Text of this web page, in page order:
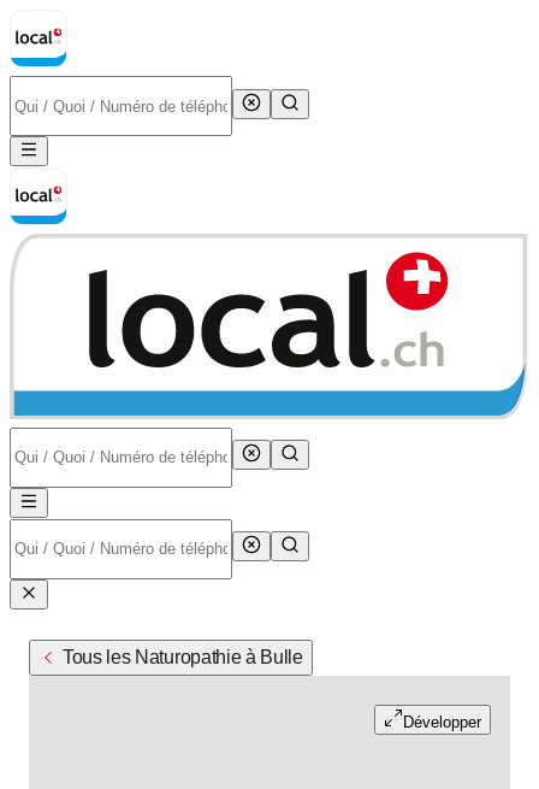
Tous les Naturopathie à Bulle
Développer